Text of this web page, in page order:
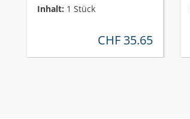
Inhalt: 1 Stück
regulärer preis:
CHF 35.65